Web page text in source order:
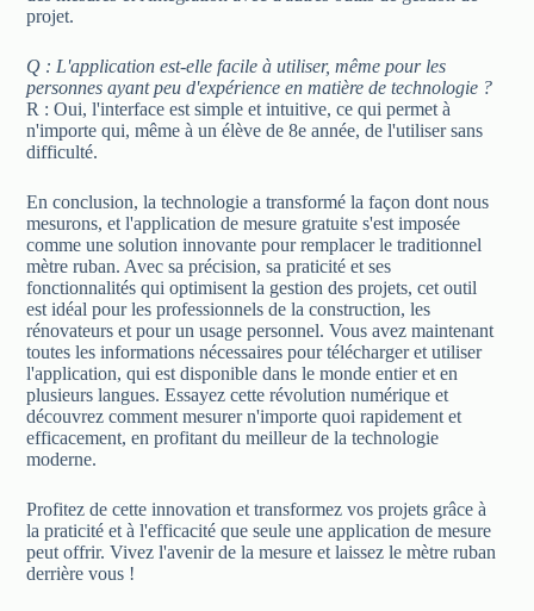
projet.
Q : L'application est-elle facile à utiliser, même pour les
personnes ayant peu d'expérience en matière de technologie ?
R : Oui, l'interface est simple et intuitive, ce qui permet à
n'importe qui, même à un élève de 8e année, de l'utiliser sans
difficulté.
En conclusion, la technologie a transformé la façon dont nous
mesurons, et l'application de mesure gratuite s'est imposée
comme une solution innovante pour remplacer le traditionnel
mètre ruban. Avec sa précision, sa praticité et ses
fonctionnalités qui optimisent la gestion des projets, cet outil
est idéal pour les professionnels de la construction, les
rénovateurs et pour un usage personnel. Vous avez maintenant
toutes les informations nécessaires pour télécharger et utiliser
l'application, qui est disponible dans le monde entier et en
plusieurs langues. Essayez cette révolution numérique et
découvrez comment mesurer n'importe quoi rapidement et
efficacement, en profitant du meilleur de la technologie
moderne.
Profitez de cette innovation et transformez vos projets grâce à
la praticité et à l'efficacité que seule une application de mesure
peut offrir. Vivez l'avenir de la mesure et laissez le mètre ruban
derrière vous !